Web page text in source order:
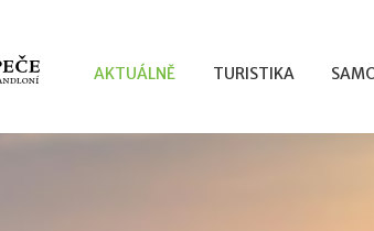
AKTUÁLNĚ TURISTIKA